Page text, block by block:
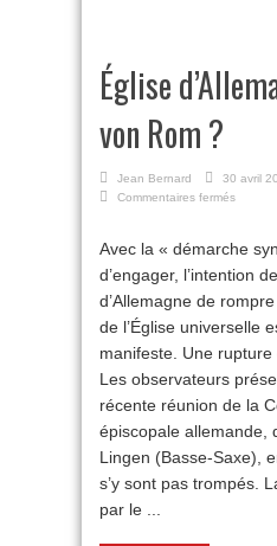
Église
von Rom ?
Jean Bernard
30 avril
Commentaires fermés
:
Los
Rom
?
Avec la « démarche
d’engager, l’intention
d’Allemagne de
de l’Église universelle
manifeste. Une
Les observateurs
récente réunion de la
épiscopale allemande,
Lingen (Basse-Saxe),
s’y sont pas trompés.
par le ...